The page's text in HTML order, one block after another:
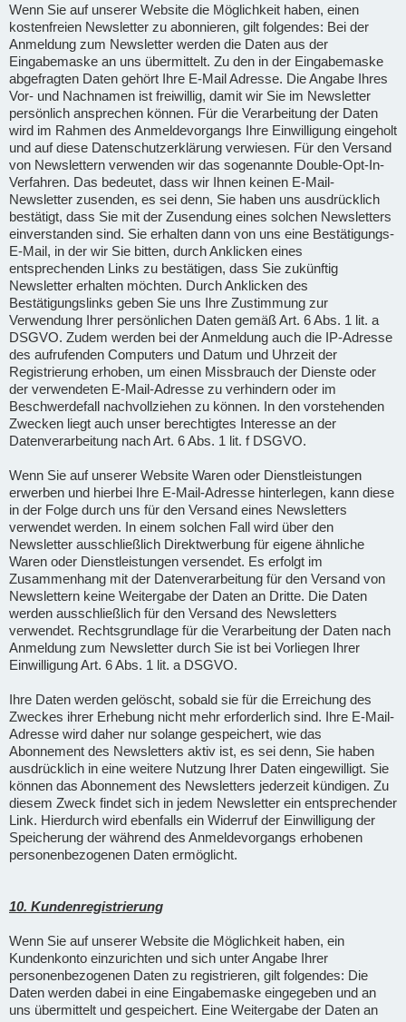
Wenn Sie auf unserer Website die Möglichkeit haben, einen
kostenfreien Newsletter zu abonnieren, gilt folgendes: Bei der
Anmeldung zum Newsletter werden die Daten aus der
Eingabemaske an uns übermittelt. Zu den in der Eingabemaske
abgefragten Daten gehört Ihre E-Mail Adresse. Die Angabe Ihres
Vor- und Nachnamen ist freiwillig, damit wir Sie im Newsletter
persönlich ansprechen können. Für die Verarbeitung der Daten
wird im Rahmen des Anmeldevorgangs Ihre Einwilligung eingeholt
und auf diese Datenschutzerklärung verwiesen. Für den Versand
von Newslettern verwenden wir das sogenannte Double-Opt-In-
Verfahren. Das bedeutet, dass wir Ihnen keinen E-Mail-
Newsletter zusenden, es sei denn, Sie haben uns ausdrücklich
bestätigt, dass Sie mit der Zusendung eines solchen Newsletters
einverstanden sind. Sie erhalten dann von uns eine Bestätigungs-
E-Mail, in der wir Sie bitten, durch Anklicken eines
entsprechenden Links zu bestätigen, dass Sie zukünftig
Newsletter erhalten möchten. Durch Anklicken des
Bestätigungslinks geben Sie uns Ihre Zustimmung zur
Verwendung Ihrer persönlichen Daten gemäß Art. 6 Abs. 1 lit. a
DSGVO. Zudem werden bei der Anmeldung auch die IP-Adresse
des aufrufenden Computers und Datum und Uhrzeit der
Registrierung erhoben, um einen Missbrauch der Dienste oder
der verwendeten E-Mail-Adresse zu verhindern oder im
Beschwerdefall nachvollziehen zu können. In den vorstehenden
Zwecken liegt auch unser berechtigtes Interesse an der
Datenverarbeitung nach Art. 6 Abs. 1 lit. f DSGVO.
Wenn Sie auf unserer Website Waren oder Dienstleistungen
erwerben und hierbei Ihre E-Mail-Adresse hinterlegen, kann diese
in der Folge durch uns für den Versand eines Newsletters
verwendet werden. In einem solchen Fall wird über den
Newsletter ausschließlich Direktwerbung für eigene ähnliche
Waren oder Dienstleistungen versendet. Es erfolgt im
Zusammenhang mit der Datenverarbeitung für den Versand von
Newslettern keine Weitergabe der Daten an Dritte. Die Daten
werden ausschließlich für den Versand des Newsletters
verwendet. Rechtsgrundlage für die Verarbeitung der Daten nach
Anmeldung zum Newsletter durch Sie ist bei Vorliegen Ihrer
Einwilligung Art. 6 Abs. 1 lit. a DSGVO.
Ihre Daten werden gelöscht, sobald sie für die Erreichung des
Zweckes ihrer Erhebung nicht mehr erforderlich sind. Ihre E-Mail-
Adresse wird daher nur solange gespeichert, wie das
Abonnement des Newsletters aktiv ist, es sei denn, Sie haben
ausdrücklich in eine weitere Nutzung Ihrer Daten eingewilligt. Sie
können das Abonnement des Newsletters jederzeit kündigen. Zu
diesem Zweck findet sich in jedem Newsletter ein entsprechender
Link. Hierdurch wird ebenfalls ein Widerruf der Einwilligung der
Speicherung der während des Anmeldevorgangs erhobenen
personenbezogenen Daten ermöglicht.
10. Kundenregistrierung
Wenn Sie auf unserer Website die Möglichkeit haben, ein
Kundenkonto einzurichten und sich unter Angabe Ihrer
personenbezogenen Daten zu registrieren, gilt folgendes: Die
Daten werden dabei in eine Eingabemaske eingegeben und an
uns übermittelt und gespeichert. Eine Weitergabe der Daten an